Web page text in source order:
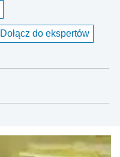
Dołącz do ekspertów